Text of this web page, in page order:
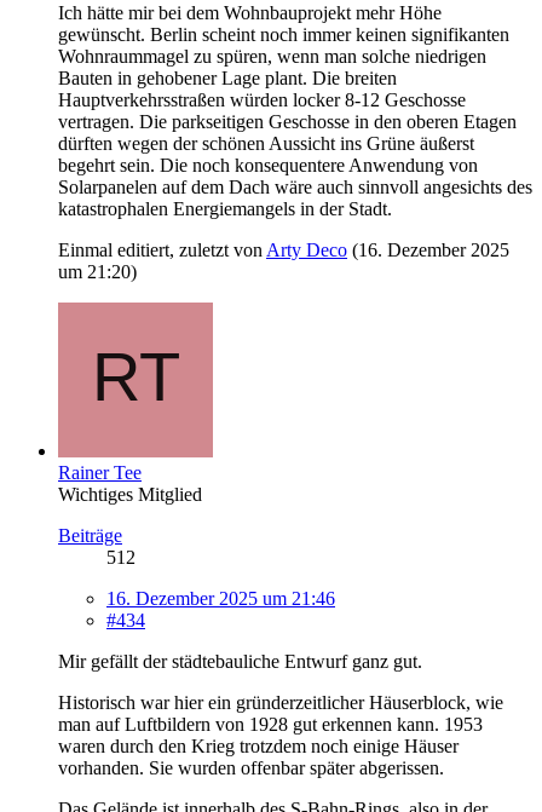
Ich hätte mir bei dem Wohnbauprojekt mehr Höhe
gewünscht. Berlin scheint noch immer keinen signifikanten
Wohnraummagel zu spüren, wenn man solche niedrigen
Bauten in gehobener Lage plant. Die breiten
Hauptverkehrsstraßen würden locker 8-12 Geschosse
vertragen. Die parkseitigen Geschosse in den oberen Etagen
dürften wegen der schönen Aussicht ins Grüne äußerst
begehrt sein. Die noch konsequentere Anwendung von
Solarpanelen auf dem Dach wäre auch sinnvoll angesichts des
katastrophalen Energiemangels in der Stadt.
Einmal editiert, zuletzt von Arty Deco (16. Dezember 2025
um 21:20)
Rainer Tee
Wichtiges Mitglied
Beiträge
512
16. Dezember 2025 um 21:46
#434
Mir gefällt der städtebauliche Entwurf ganz gut.
Historisch war hier ein gründerzeitlicher Häuserblock, wie
man auf Luftbildern von 1928 gut erkennen kann. 1953
waren durch den Krieg trotzdem noch einige Häuser
vorhanden. Sie wurden offenbar später abgerissen.